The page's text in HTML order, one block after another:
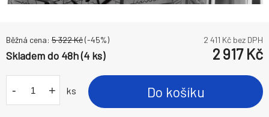
Běžná cena: 5 322Kč(-45%) 2 411 Kč bez DPH
Skladem do 48h (4 ks) 2 917Kč
- + ks Do košíku